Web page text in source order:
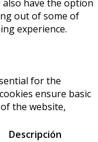
have the option
out of some of
experience.
for the
ensure basic
the website,
Descripción